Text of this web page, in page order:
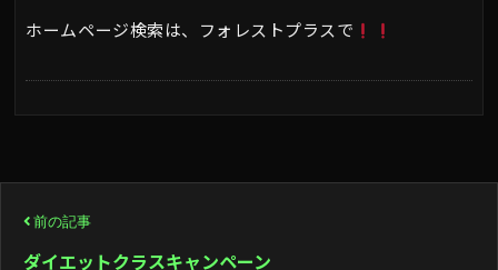
ホームページ検索は、フォレストプラスで
稿
前の記事
ダイエットクラスキャンペーン